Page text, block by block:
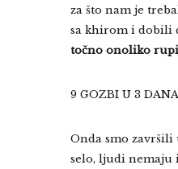
za što nam je
sa khirom i dobili
točno onoliko
9 GOZBI U 3 DANA
Onda smo završili
selo, ljudi nemaju